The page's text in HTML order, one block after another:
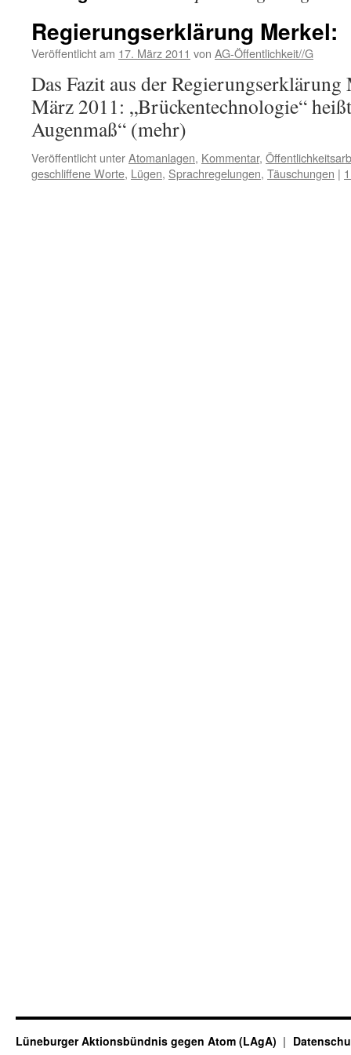
Regierungserklärung Merkel:
Veröffentlicht am 17. März 2011 von AG-Öffentlichkeit//G
Das Fazit aus der
März 2011: „Brückentechnologie“
Augenmaß“ (mehr)
Veröffentlicht unterAtomanlagen, Kommentar,
geschliffene Worte, Lügen, Sprachregelungen, Täuschungen |
Lüneburger Aktionsbündnis gegen Atom (LAgA)